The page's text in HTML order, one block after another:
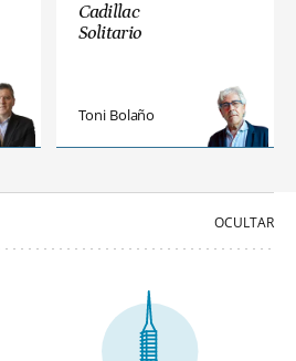
Cadillac
Solitario
Toni Bolaño